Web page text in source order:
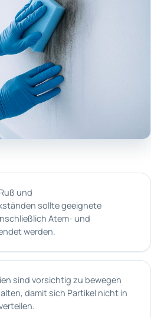
und
sollte geeignete
Atem- und
werden.
sind vorsichtig zu bewegen
damit sich Partikel nicht in